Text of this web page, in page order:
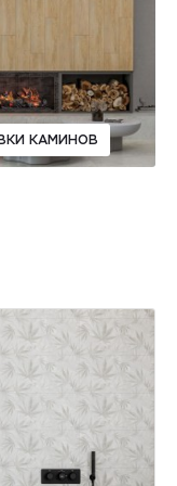
КАМИНОВ